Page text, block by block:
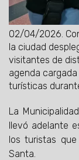
02/04/2026.
la ciudad
visitantes de
agenda
turísticas
La
llevó adelante
los turistas
Santa.